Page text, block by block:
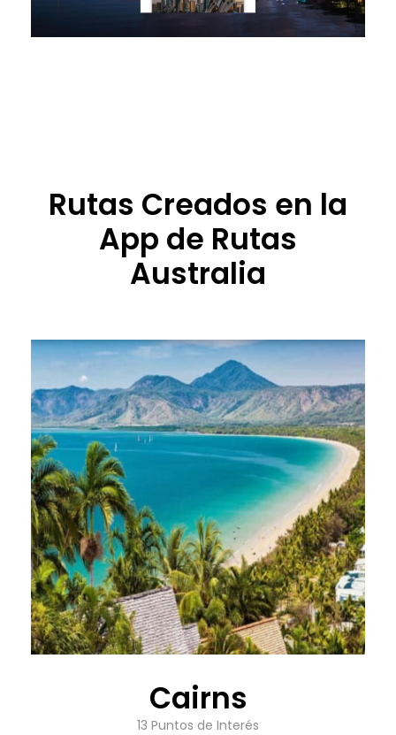
Rutas Creados en la
App de Rutas
Australia
Cairns
13 Puntos de Interés